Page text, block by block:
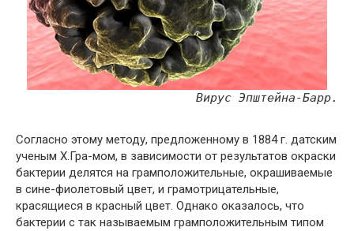
Вирус Эпштейна-Барр.
Согласно этому методу, предложенному в 1884 г. датским
ученым Х.Гра-мом, в зависимости от результатов окраски
бактерии делятся на грамположительные, окрашиваемые
в сине-фиолетовый цвет, и грамотрицательные,
красящиеся в красный цвет. Однако оказалось, что
бактерии с так называемым грамположительным типом